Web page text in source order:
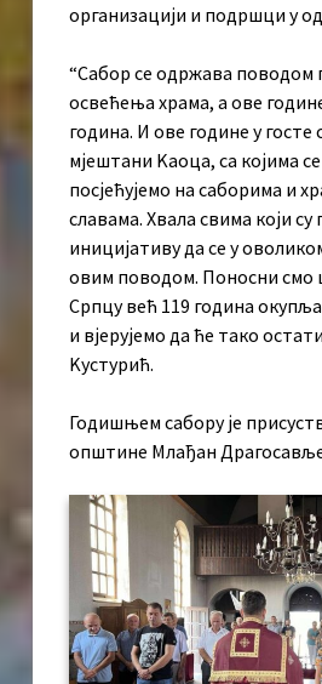
организацији и подршци у
“Сабор се одржава
освећења храма, а ове
година. И ове године у госте
мјештани Kаоца, са којима
посјећујемо на саборима и
славама. Хвала свима који
иницијативу да се у
овим поводом. Поносни смо
Српцу већ 119 година окупља
и вјерујемо да ће тако
Kустурић.
Годишњем сабору је
општине Млађан